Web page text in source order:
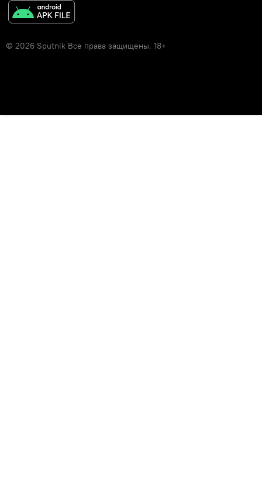
© 2026 Sputnik Все права защищены. 18+